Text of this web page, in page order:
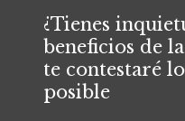
¿Tienes
beneficios de
te contestaré
posible